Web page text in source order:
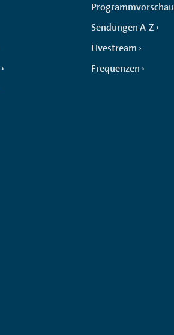
Programmvorschau
Sendungen A-Z
Livestream
Frequenzen